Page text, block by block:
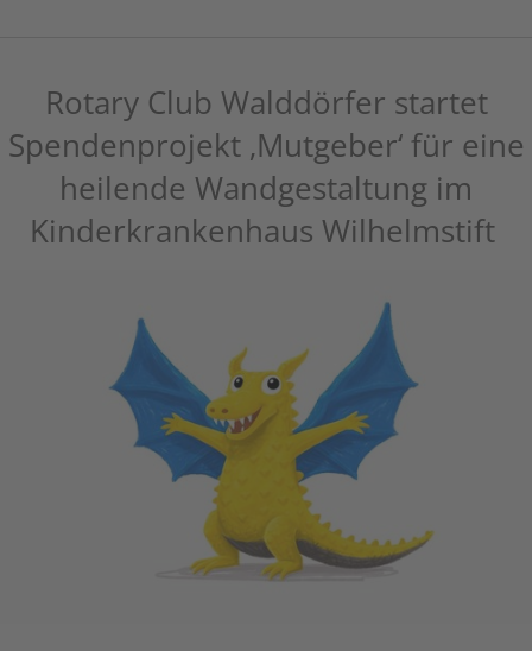
Rotary Club Walddörfer startet
Spendenprojekt ‚Mutgeber‘ für eine
heilende Wandgestaltung im
Kinderkrankenhaus Wilhelmstift